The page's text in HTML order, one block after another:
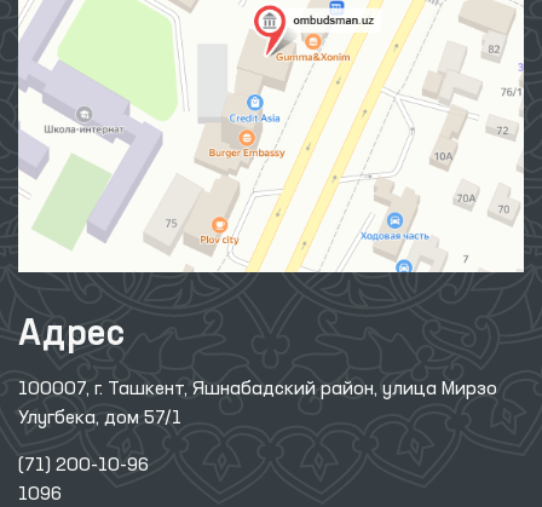
Адрес
100007, г. Ташкент, Яшнабадский район, улица Мирзо
Улугбека, дом 57/1
(71) 200-10-96
1096